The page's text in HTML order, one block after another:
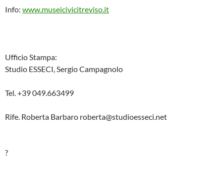
Info: www.museicivicitreviso.it
Ufficio Stampa:
Studio ESSECI, Sergio Campagnolo
Tel. +39 049.663499
Rife. Roberta Barbaro roberta@studioesseci.net
?